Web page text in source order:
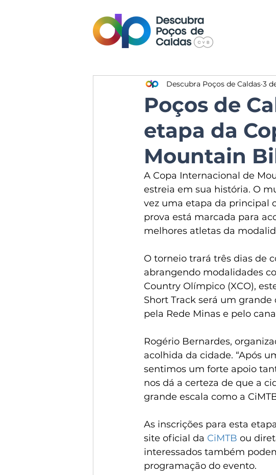
Poços de
etapa da
Mountain
Descubra Poços de Caldas 3
A Copa Internacional de
estreia em sua história. O
vez uma etapa da principal
prova está marcada para
melhores atletas da
O torneio trará três dias de
abrangendo modalidades
Country Olímpico (XCO),
Short Track será um
pela Rede Minas e pelo
Rogério Bernardes,
acolhida da cidade. “Após
sentimos um forte apoio
nos dá a certeza de que a
grande escala como a
As inscrições para esta
site oficial da CiMTB ou
interessados também
programação do evento.